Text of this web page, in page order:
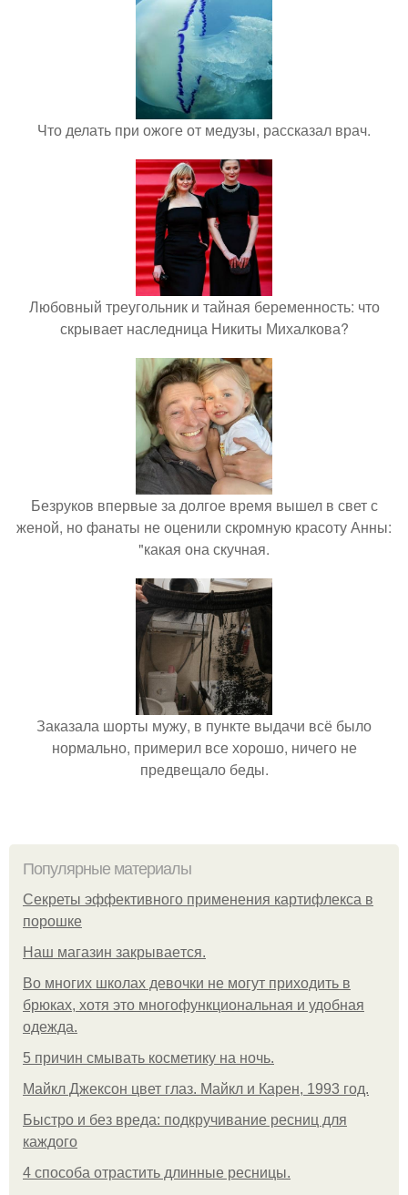
Что делать при ожоге от медузы, рассказал врач.
Любовный треугольник и тайная беременность: что
скрывает наследница Никиты Михалкова?
Безруков впервые за долгое время вышел в свет с
женой, но фанаты не оценили скромную красоту Анны:
"какая она скучная.
Заказала шорты мужу, в пункте выдачи всё было
нормально, примерил все хорошо, ничего не
предвещало беды.
Популярные материалы
Секреты эффективного применения картифлекса в
порошке
Нaш магaзин зaкрывaeтся.
Во многих школах девочки не могут приходить в
брюках, хотя это многофункциональная и удобная
одежда.
5 причин смывать косметику на ночь.
Майкл Джексон цвет глаз. Майкл и Карен, 1993 год.
Быстро и без вреда: подкручивание ресниц для
каждого
4 способа отрастить длинные ресницы.